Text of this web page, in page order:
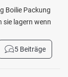
Boilie Packung
sie lagern wenn
5 Beiträge